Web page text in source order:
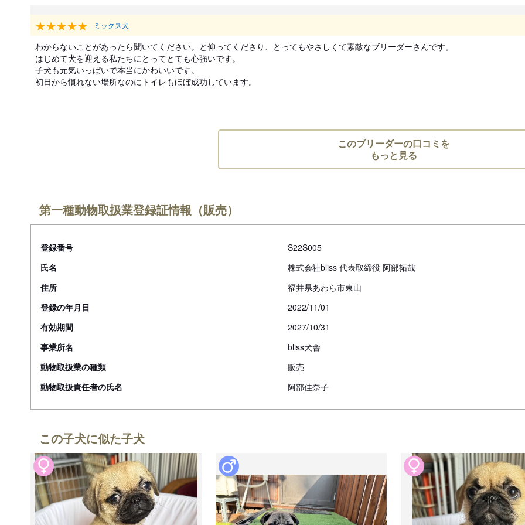
★★★★★ ミックス犬
わからないことがあったら聞いてください。と仰ってくださり、とってもやさしくて素敵なブリーダーさんです。
はじめて犬を迎える私たちにとってとても心強いです。
子犬も元気いっぱいで本当にかわいいです。
初日から慣れない場所なのにトイレもほぼ成功しています。
このブリーダーの口コミを
もっと見る
第一種動物取扱業登録証情報（販売）
登録番号
S22S005
氏名
株式会社bliss 代表取締役 阿部拓哉
住所
福井県あわら市東山
登録の年月日
2022/11/01
有効期間
2027/10/31
事業所名
bliss犬舎
動物取扱業の種類
販売
動物取扱責任者の氏名
阿部佳奈子
この子犬に似た子犬